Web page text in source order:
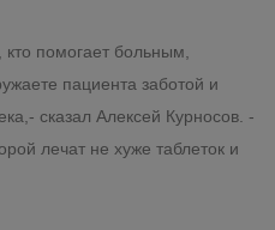
помогает больным,
пациента заботой и
сказал Алексей Курносов. -
лечат не хуже таблеток и